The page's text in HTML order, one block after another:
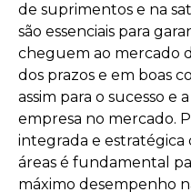
de suprimentos e na
são essenciais para
cheguem ao mercado
dos prazos e em boas
assim para o sucesso
empresa no mercado.
integrada e estratégica
áreas é fundamental
máximo desempenho